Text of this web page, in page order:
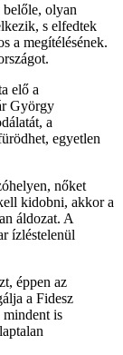
belőle, olyan
s elfedtek
a megítélésének.
elő a
György
a
egyetlen
nőket
kidobni, akkor a
áldozat. A
ízléstelenül
éppen az
a Fidesz
mindent is